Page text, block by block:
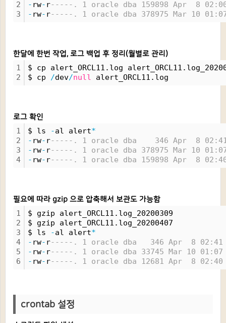
2
3
- rw- r-----. 1 oracle dba 159898 Apr  8
- rw- r-----. 1 oracle dba 378975 Mar 10
한달에 한번 작업, 로그 백업 후 정리(월별로 관리)
1
2
$ cp alert_ORCL11.log
$ cp /dev/null alert_ORCL11.log
로그 확인
1
2
3
4
$ ls -al alert*
- rw- r-----. 1 oracle dba    346 Apr  8
- rw- r-----. 1 oracle dba 378975 Mar 10
- rw- r-----. 1 oracle dba 159898 Apr  8
필요에 따라 gzip 으로 압축해서 보관도 가능함
1
2
3
4
5
6
$ gzip alert_ORCL11.log_20200309
$ gzip alert_ORCL11.log_20200407
$ ls
-al alert*
- rw- r-----. 1 oracle dba   346 Apr  8 02:41
- rw- r-----. 1 oracle dba 33745 Mar 10 01:07
- rw- r-----. 1 oracle dba 12681 Apr  8 02:40
crontab 설정